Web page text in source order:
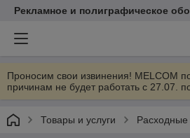
Рекламное и полиграфическое
Проносим свои извинения! MELCOM
причинам не будет работать с 27.07.
Товары и услуги